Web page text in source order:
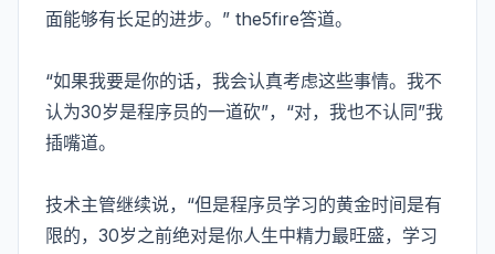
面能够有长足的进步。” the5fire答道。
“如果我要是你的话，我会认真考虑这些事情。我不
认为30岁是程序员的一道砍”，“对，我也不认同”我
插嘴道。
技术主管继续说，“但是程序员学习的黄金时间是有
限的，30岁之前绝对是你人生中精力最旺盛，学习